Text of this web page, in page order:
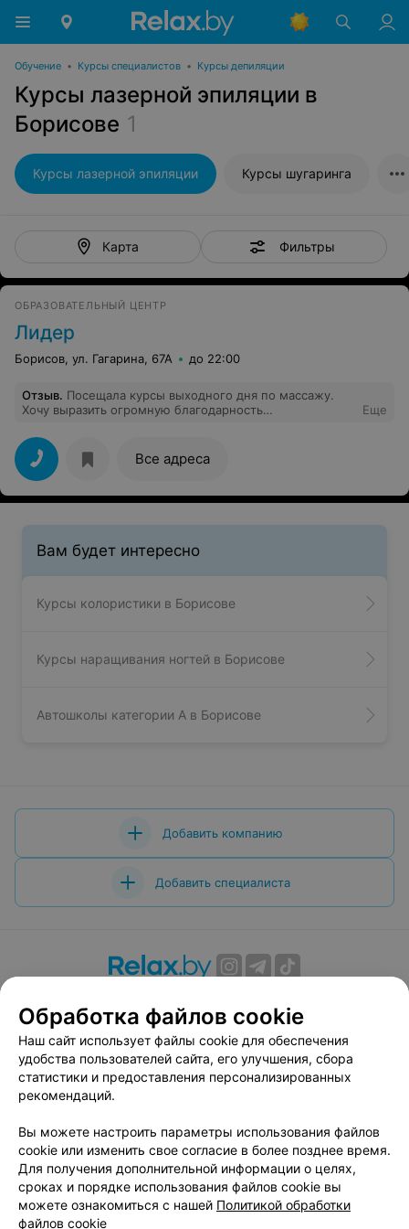
Обучение • Курсы специалистов • Курсы депиляции
Курсы лазерной эпиляции в
Борисове 1
Курсы лазерной эпиляции Курсы шугаринга
Карта Фильтры
ОБРАЗОВАТЕЛЬНЫЙ ЦЕНТР
Лидер
Борисов, ул. Гагарина, 67А до 22:00
Отзыв. Посещала курсы выходного дня по массажу.
Хочу выразить огромную благодарность
замечательный человек! Материал и приёмы
усваивались и запоминались легко. Все занятия
проходили в дружеской атмосфере. Я очень довольна
курсом!
Еще
Все адреса
Вам будет интересно
Курсы колористики в Борисове
Курсы наращивания ногтей в Борисове
Автошколы категории A в Борисове
Добавить компанию
Добавить специалиста
Вакансии
Публичный договор
Способы оплаты
Публичный договор по использованию сервиса
«Афиша»
Пользовательское соглашение
Связаться по вопросам сотрудничества
Написать руководителю relax.by
Персональные настройки cookie
Обработка персональных данных
Обработка файлов cookie
Наш сайт использует файлы cookie для обеспечения
удобства пользователей сайта, его улучшения, сбора
статистики и предоставления персонализированных
рекомендаций.
Вы можете настроить параметры использования файлов
cookie или изменить свое согласие в более позднее время.
Для получения дополнительной информации о целях,
сроках и порядке использования файлов cookie вы
можете ознакомиться с нашей Политикой обработки
файлов cookie